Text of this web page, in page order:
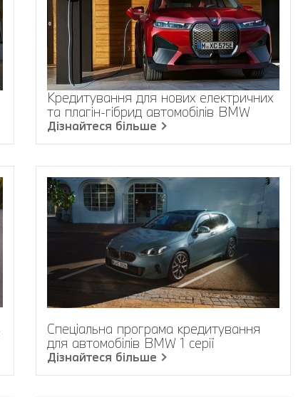
Кредитування для нових електричних
та плагін-гібрид автомобілів BMW
Дізнайтеся більше
Спеціальна програма кредитування
для автомобілів BMW 1 серії
Дізнайтеся більше